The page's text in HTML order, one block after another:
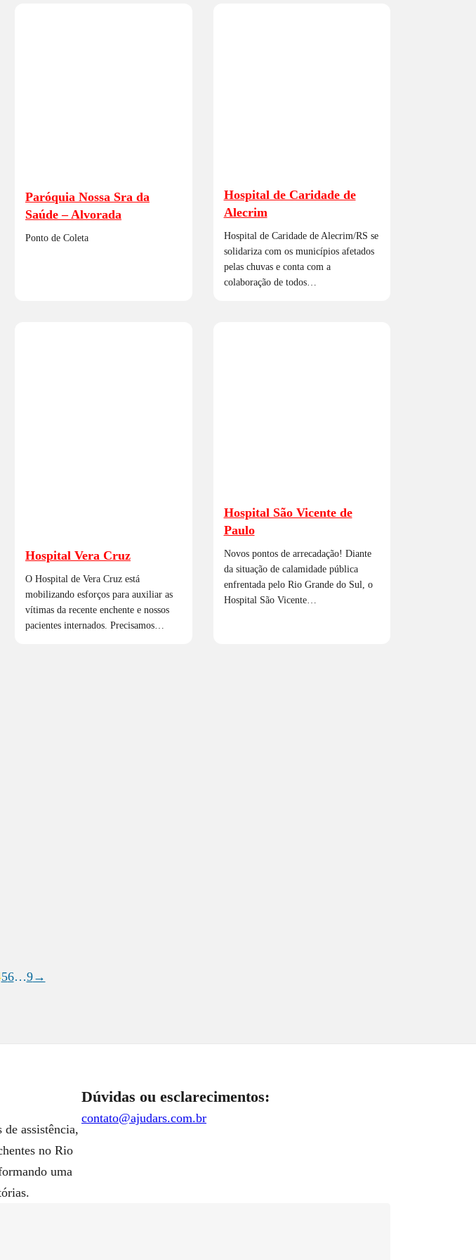
Paróquia Nossa Sra da
Saúde – Alvorada
Ponto de Coleta
Hospital de Caridade de
Alecrim
Hospital de Caridade de Alecrim/RS se
solidariza com os municípios afetados
pelas chuvas e conta com a
colaboração de todos…
Hospital Vera Cruz
O Hospital de Vera Cruz está
mobilizando esforços para auxiliar as
vítimas da recente enchente e nossos
pacientes internados. Precisamos…
Hospital São Vicente de
Paulo
Novos pontos de arrecadação! Diante
da situação de calamidade pública
enfrentada pelo Rio Grande do Sul, o
Hospital São Vicente…
56…9→
de assistência,
no Rio
uma
Dúvidas ou esclarecimentos:
contato@ajudars.com.br